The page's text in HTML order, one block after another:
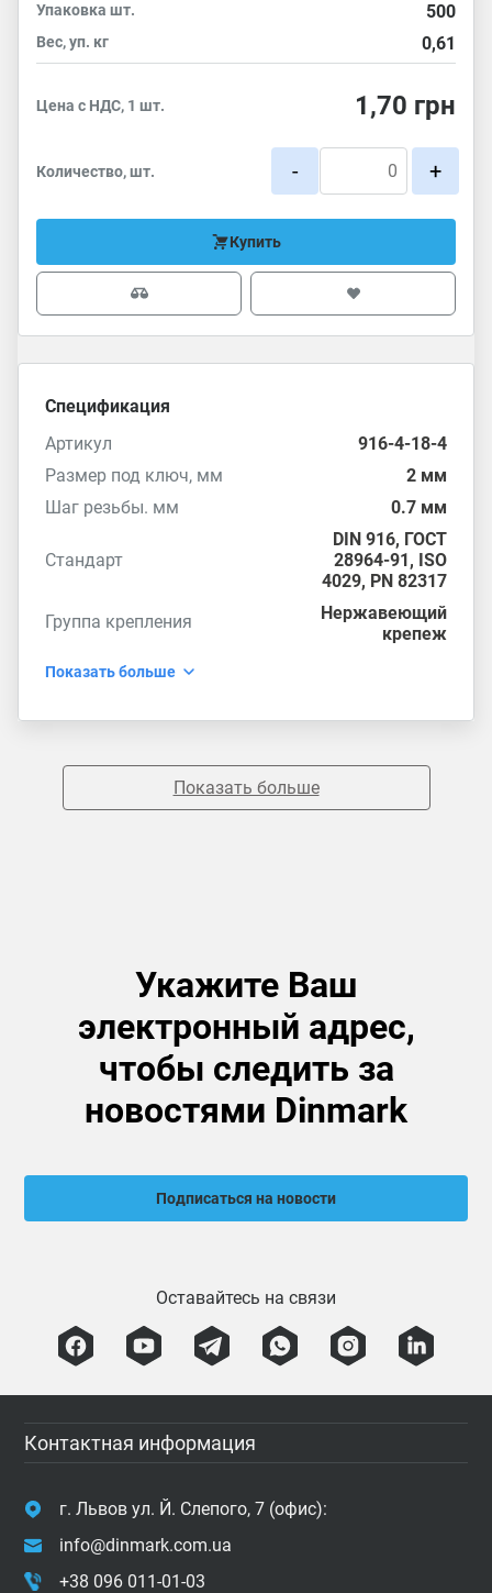
Упаковка шт. 500
Вес, уп. кг 0,61
Цена с НДС, 1 шт. 1,70 грн
Количество, шт. - +
Купить
Спецификация
Артикул
916-4-18-4
Размер под ключ, мм
2 мм
Шаг резьбы. мм
0.7 мм
Стандарт
DIN 916, ГОСТ
28964-91, ISO
4029, PN 82317
Группа крепления
Нержавеющий
крепеж
Показать больше
Показать больше
Укажите Ваш
электронный адрес,
чтобы следить за
новостями Dinmark
Подписаться на новости
Оставайтесь на связи
Контактная информация
г. Львов ул. Й. Слепого, 7 (офис):
info@dinmark.com.ua
+38 096 011-01-03